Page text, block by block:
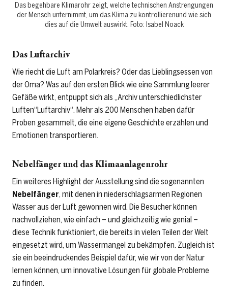
Das begehbare Klimarohr zeigt, welche technischen Anstrengungen
der Mensch unternimmt, um das Klima zu kontrollierenund wie sich
dies auf die Umwelt auswirkt. Foto: Isabel Noack
Das Luftarchiv
Wie riecht die Luft am Polarkreis? Oder das Lieblingsessen von
der Oma? Was auf den ersten Blick wie eine Sammlung leerer
Gefäße wirkt, entpuppt sich als „Archiv unterschiedlichster
Luften“Luftarchiv“. Mehr als 200 Menschen haben dafür
Proben gesammelt, die eine eigene Geschichte erzählen und
Emotionen transportieren.
Nebelfänger und das Klimaanlagenrohr
Ein weiteres Highlight der Ausstellung sind die sogenannten
Nebelfänger, mit denen in niederschlagsarmen Regionen
Wasser aus der Luft gewonnen wird. Die Besucher können
nachvollziehen, wie einfach – und gleichzeitig wie genial –
diese Technik funktioniert, die bereits in vielen Teilen der Welt
eingesetzt wird, um Wassermangel zu bekämpfen. Zugleich ist
sie ein beeindruckendes Beispiel dafür, wie wir von der Natur
lernen können, um innovative Lösungen für globale Probleme
zu finden.